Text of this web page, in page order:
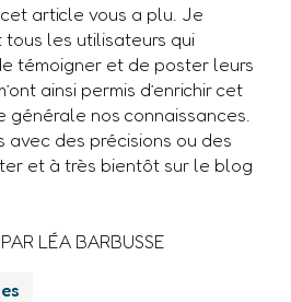
article vous a plu. Je
les utilisateurs qui
témoigner et de poster leurs
ainsi permis d’enrichir cet
générale nos connaissances.
avec des précisions ou des
et à très bientôt sur le blog
PAR LÉA BARBUSSE